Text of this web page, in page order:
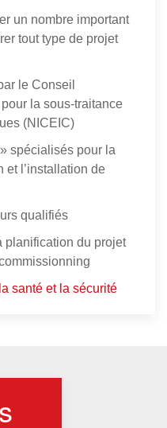
un nombre important
tout type de projet
le Conseil
la sous-traitance
(NICEIC)
spécialisés pour la
et l’installation de
qualifiés
planification du projet
la santé et la sécurité